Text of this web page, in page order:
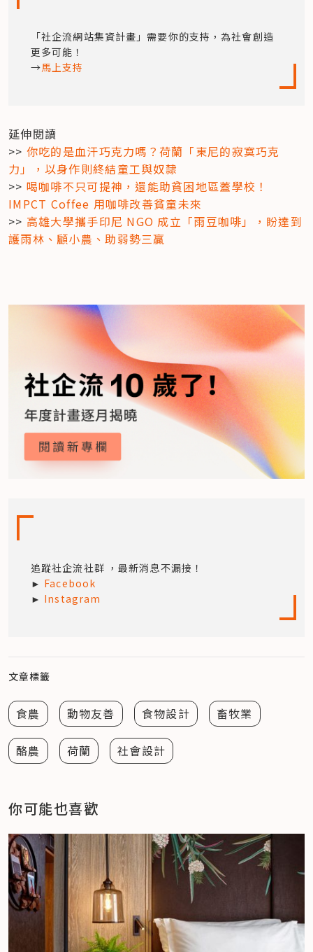
「社企流網站集資計畫」需要你的支持，為社會創造
更多可能！
→馬上支持
延伸閱讀
>> 你吃的是血汗巧克力嗎？荷蘭「東尼的寂寞巧克
力」，以身作則終結童工與奴隸
>> 喝咖啡不只可提神，還能助貧困地區蓋學校！
IMPCT Coffee 用咖啡改善貧童未來
>> 高雄大學攜手印尼 NGO 成立「雨豆咖啡」，盼達到
護雨林、顧小農、助弱勢三贏
追蹤社企流社群 ，最新消息不漏接！
► Facebook
► Instagram
文章標籤
食農 動物友善 食物設計 畜牧業
酪農 荷蘭 社會設計
你可能也喜歡